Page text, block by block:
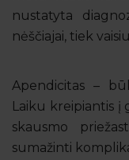
nustatyta
nėščiajai, tiek
Apendicitas –
Laiku kreipiantis į
skausmo
sumažinti